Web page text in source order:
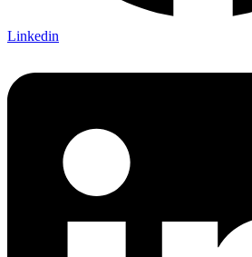
Linkedin